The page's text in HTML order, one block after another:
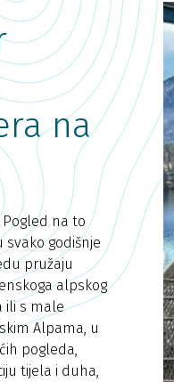
na
Pogled na to
godišnje
pružaju
alpskog
ili s male
Alpama, u
pogleda,
tijela i duha,